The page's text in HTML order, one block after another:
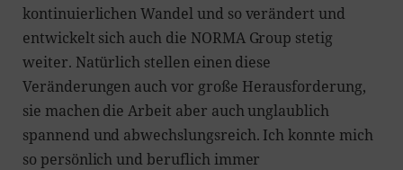
kontinuierlichen Wandel und so verändert und
entwickelt sich auch die NORMA Group stetig
weiter. Natürlich stellen einen diese
Veränderungen auch vor große Herausforderung,
sie machen die Arbeit aber auch unglaublich
spannend und abwechslungsreich. Ich konnte mich
so persönlich und beruflich immer